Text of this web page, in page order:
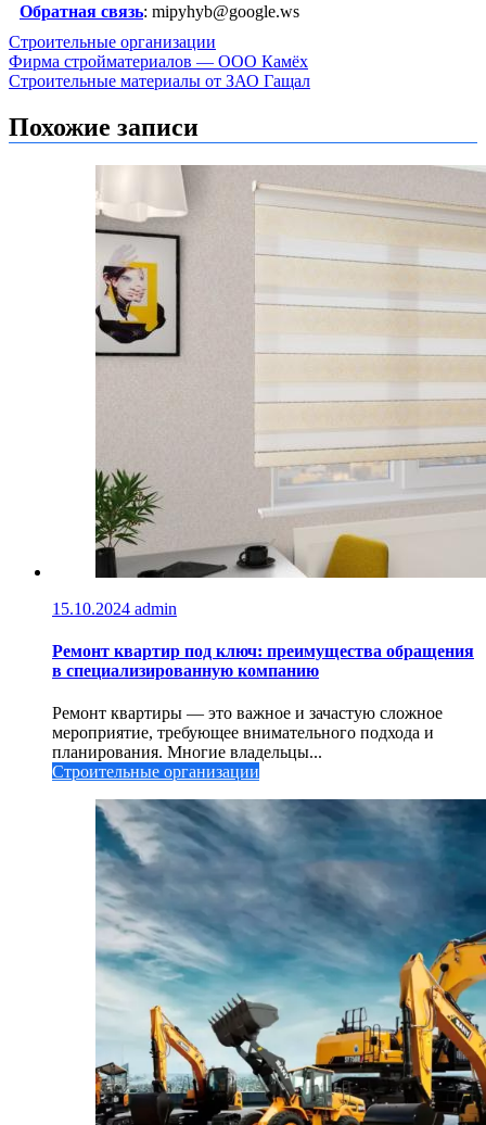
Обратная связь: mipyhyb@google.ws
Строительные организации
Навигация
по
записям
Фирма стройматериалов — ООО Камёх
Строительные материалы от ЗАО Гащал
Похожие записи
15.10.2024 admin
Ремонт квартир под ключ: преимущества обращения
в специализированную компанию
Ремонт квартиры — это важное и зачастую сложное
мероприятие, требующее внимательного подхода и
планирования. Многие владельцы...
Строительные организации